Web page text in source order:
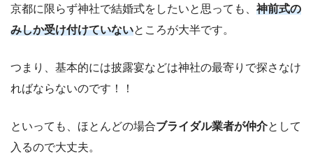
京都に限らず神社で結婚式をしたいと思っても、 神前式の
みしか受け付けていないところが大半です。
つまり、基本的には披露宴などは神社の最寄りで探さなけ
ればならないのです！！
といっても、ほとんどの場合ブライダル業者が仲介として
入るので大丈夫。